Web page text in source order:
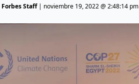
Forbes Staff| noviembre 19, 2022 @ 2:48:14 pm